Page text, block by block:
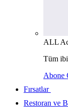
ALL
Tüm
Abone
Fırsatlar
Restoran ve